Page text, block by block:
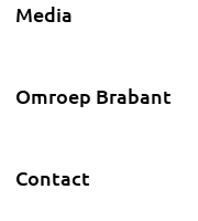
Media
Omroep Brabant
Contact